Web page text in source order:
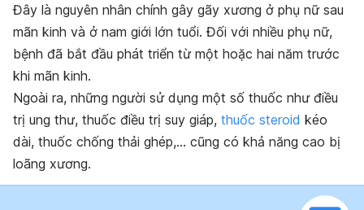
Đây là nguyên nhân chính gây gãy xương ở phụ nữ sau
mãn kinh và ở nam giới lớn tuổi. Đối với nhiều phụ nữ,
bệnh đã bắt đầu phát triển từ một hoặc hai năm trước
khi mãn kinh.
Ngoài ra, những người sử dụng một số thuốc như điều
trị ung thư, thuốc điều trị suy giáp, thuốc steroid kéo
dài, thuốc chống thải ghép,… cũng có khả năng cao bị
loãng xương.